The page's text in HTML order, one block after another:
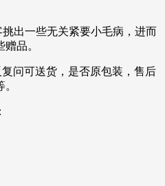
出一些无关紧要小毛病，进而
品。
问可送货，是否原包装，售后